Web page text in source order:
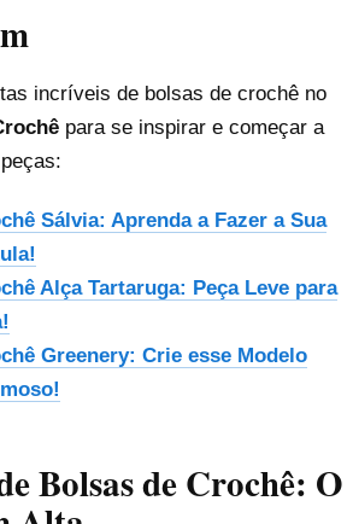
incríveis de bolsas de crochê no
para se inspirar e começar a
Sálvia: Aprenda a Fazer a Sua
Alça Tartaruga: Peça Leve para
Greenery: Crie esse Modelo
Bolsas de Crochê: O